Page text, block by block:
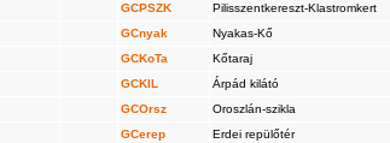
GCPSZK Pilisszentkereszt-Klastromkert
GCnyak Nyakas-Kő
GCKoTa Kőtaraj
GCKIL Árpád kilátó
GCOrsz Oroszlán-szikla
GCerep Erdei repülőtér